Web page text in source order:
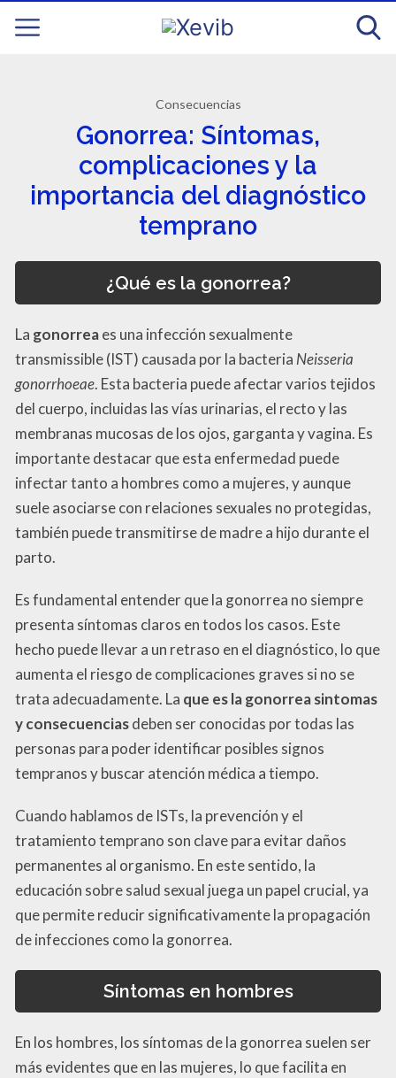
Consecuencias
Gonorrea: Síntomas,
complicaciones y la
importancia del diagnóstico
temprano
¿Qué es la gonorrea?
La gonorreaes una infección sexualmente
transmissible (IST) causada por la bacteria Neisseria
gonorrhoeae. Esta bacteria puede afectar varios tejidos
del cuerpo, incluidas las vías urinarias, el recto y las
membranas mucosas de los ojos, garganta y vagina. Es
importante destacar que esta enfermedad puede
infectar tanto a hombres como a mujeres, y aunque
suele asociarse con relaciones sexuales no protegidas,
también puede transmitirse de madre a hijo durante el
parto.
Es fundamental entender que la gonorrea no siempre
presenta síntomas claros en todos los casos. Este
hecho puede llevar a un retraso en el diagnóstico, lo que
aumenta el riesgo de complicaciones graves si no se
trata adecuadamente. La que es la gonorrea sintomas
y consecuenciasdeben ser conocidas por todas las
personas para poder identificar posibles signos
tempranos y buscar atención médica a tiempo.
Cuando hablamos de ISTs, la prevención y el
tratamiento temprano son clave para evitar daños
permanentes al organismo. En este sentido, la
educación sobre salud sexual juega un papel crucial, ya
que permite reducir significativamente la propagación
de infecciones como la gonorrea.
Síntomas en hombres
En los hombres, los síntomas de la gonorrea suelen ser
más evidentes que en las mujeres, lo que facilita en